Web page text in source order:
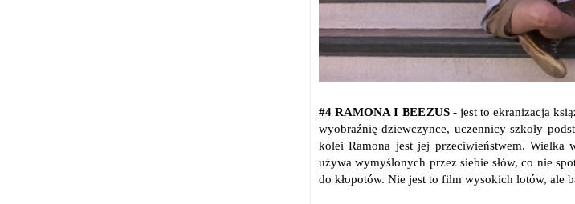
#4 RAMONA I BEEZUS- jest to ekranizacja
wyobraźnię dziewczynce, uczennicy szkoły
kolei Ramona jest jej przeciwieństwem. Wielka
używa wymyślonych przez siebie słów, co nie
do kłopotów. Nie jest to film wysokich lotów, ale